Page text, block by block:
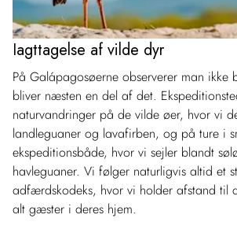
Iagttagelse af vilde dyr
På Galápagosøerne observerer man ikke
bliver næsten en del af det.
naturvandringer på de vilde øer, hvor vi
landleguaner og lavafirben, og på ture i
ekspeditionsbåde, hvor vi sejler blandt
havleguaner. Vi følger naturligvis altid et
adfærdskodeks, hvor vi holder afstand til
alt gæster i deres hjem.